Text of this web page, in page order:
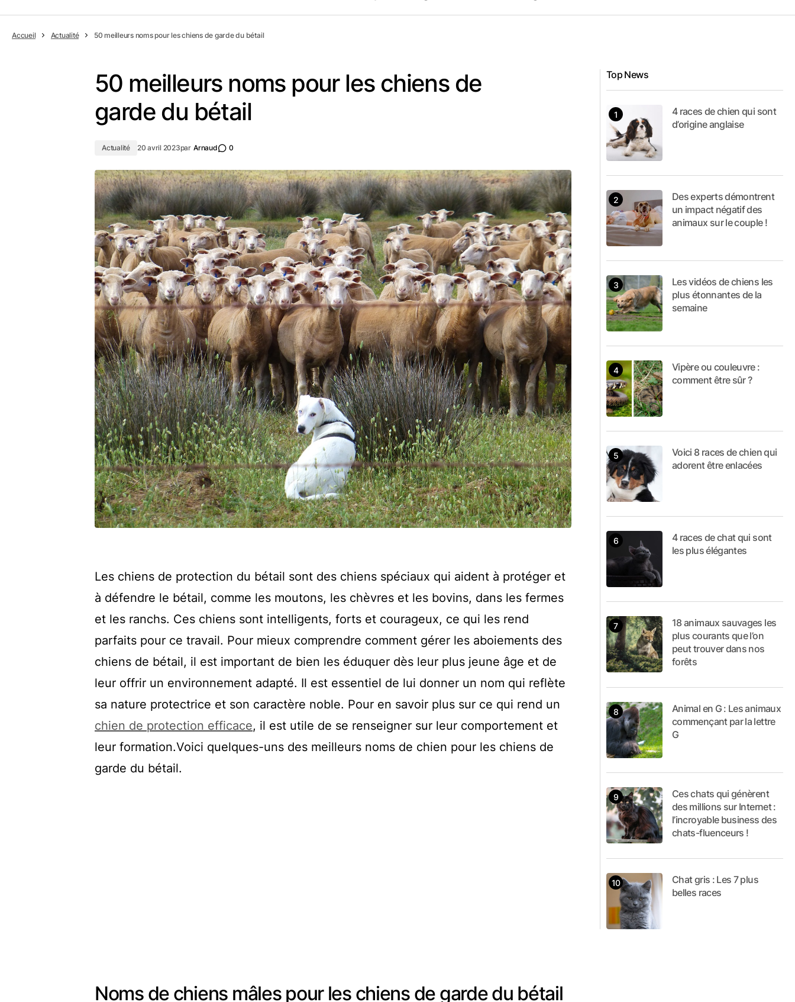
Accueil Actualité 50 meilleurs noms pour les chiens de garde du bétail
50 meilleurs noms pour les chiens de
garde du bétail
Actualité 20 avril 2023par Arnaud 0
Les chiens de protection du bétail sont des chiens spéciaux qui aident à protéger et
à défendre le bétail, comme les moutons, les chèvres et les bovins, dans les fermes
et les ranchs. Ces chiens sont intelligents, forts et courageux, ce qui les rend
parfaits pour ce travail. Pour mieux comprendre comment gérer les aboiements des
chiens de bétail, il est important de bien les éduquer dès leur plus jeune âge et de
leur offrir un environnement adapté. Il est essentiel de lui donner un nom qui reflète
sa nature protectrice et son caractère noble. Pour en savoir plus sur ce qui rend un
chien de protection efficace, il est utile de se renseigner sur leur comportement et
leur formation.Voici quelques-uns des meilleurs noms de chien pour les chiens de
garde du bétail.
Noms de chiens mâles pour les chiens de garde du bétail
Top News
4 races de chien qui sont
d’origine anglaise
Des experts démontrent
un impact négatif des
animaux sur le couple !
Les vidéos de chiens les
plus étonnantes de la
semaine
Vipère ou couleuvre :
comment être sûr ?
Voici 8 races de chien qui
adorent être enlacées
4 races de chat qui sont
les plus élégantes
18 animaux sauvages les
plus courants que l’on
peut trouver dans nos
forêts
Animal en G : Les animaux
commençant par la lettre
G
Ces chats qui génèrent
des millions sur Internet :
l’incroyable business des
chats-fluenceurs !
Chat gris : Les 7 plus
belles races